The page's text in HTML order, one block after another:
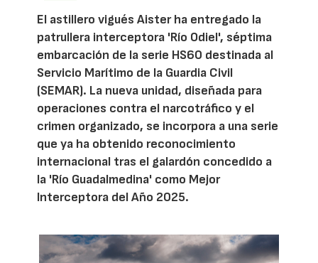
El astillero vigués Aister ha entregado la
patrullera interceptora 'Río Odiel', séptima
embarcación de la serie HS60 destinada al
Servicio Marítimo de la Guardia Civil
(SEMAR). La nueva unidad, diseñada para
operaciones contra el narcotráfico y el
crimen organizado, se incorpora a una serie
que ya ha obtenido reconocimiento
internacional tras el galardón concedido a
la 'Río Guadalmedina' como Mejor
Interceptora del Año 2025.